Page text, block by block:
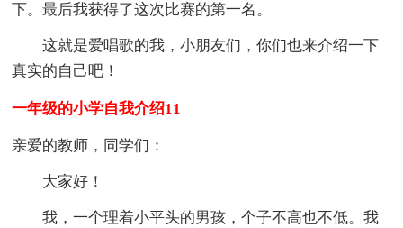
下。最后我获得了这次比赛的第一名。
这就是爱唱歌的我，小朋友们，你们也来介绍一下
真实的自己吧！
一年级的小学自我介绍11
亲爱的教师，同学们：
大家好！
我，一个理着小平头的男孩，个子不高也不低。我